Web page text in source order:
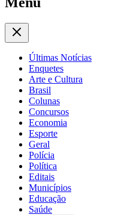
Últimas Notícias
Enquetes
Arte e Cultura
Brasil
Colunas
Concursos
Economia
Esporte
Geral
Polícia
Política
Editais
Municípios
Educação
Saúde